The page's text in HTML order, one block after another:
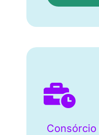
Consórcio